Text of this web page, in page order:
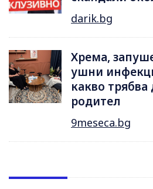
darik.bg
Хрема,
ушни
какво трябва
родител
9meseca.bg